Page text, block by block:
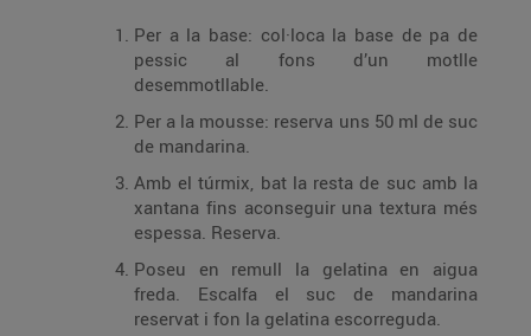
Per a la base: col·loca la base de pa de
pessic al fons d’un motlle
desemmotllable.
Per a la mousse: reserva uns 50 ml de suc
de mandarina.
Amb el túrmix, bat la resta de suc amb la
xantana fins aconseguir una textura més
espessa. Reserva.
Poseu en remull la gelatina en aigua
freda. Escalfa el suc de mandarina
reservat i fon la gelatina escorreguda.